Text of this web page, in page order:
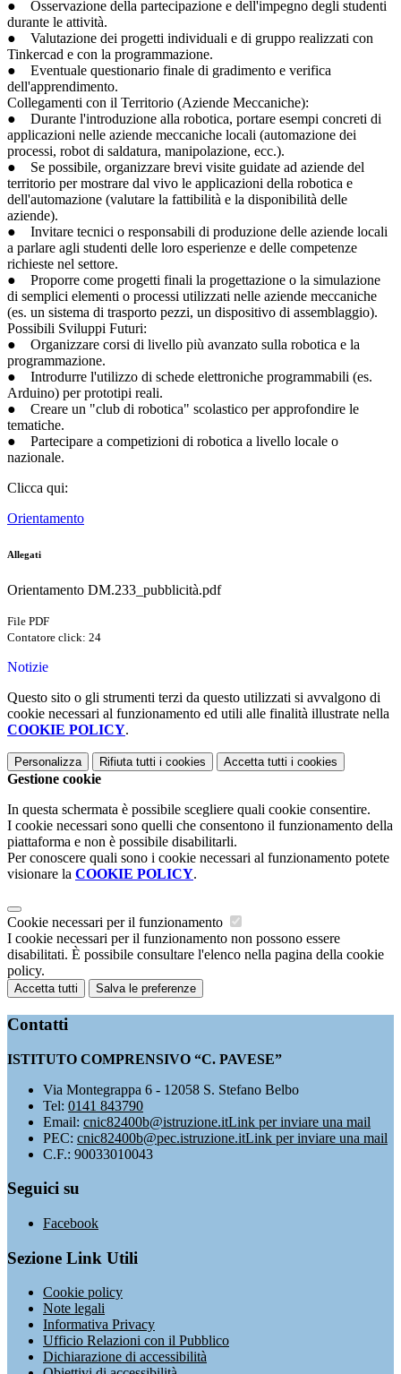
● Osservazione della partecipazione e dell'impegno degli studenti
durante le attività.
● Valutazione dei progetti individuali e di gruppo realizzati con
Tinkercad e con la programmazione.
● Eventuale questionario finale di gradimento e verifica
dell'apprendimento.
Collegamenti con il Territorio (Aziende Meccaniche):
● Durante l'introduzione alla robotica, portare esempi concreti di
applicazioni nelle aziende meccaniche locali (automazione dei
processi, robot di saldatura, manipolazione, ecc.).
● Se possibile, organizzare brevi visite guidate ad aziende del
territorio per mostrare dal vivo le applicazioni della robotica e
dell'automazione (valutare la fattibilità e la disponibilità delle
aziende).
● Invitare tecnici o responsabili di produzione delle aziende locali
a parlare agli studenti delle loro esperienze e delle competenze
richieste nel settore.
● Proporre come progetti finali la progettazione o la simulazione
di semplici elementi o processi utilizzati nelle aziende meccaniche
(es. un sistema di trasporto pezzi, un dispositivo di assemblaggio).
Possibili Sviluppi Futuri:
● Organizzare corsi di livello più avanzato sulla robotica e la
programmazione.
● Introdurre l'utilizzo di schede elettroniche programmabili (es.
Arduino) per prototipi reali.
● Creare un "club di robotica" scolastico per approfondire le
tematiche.
● Partecipare a competizioni di robotica a livello locale o
nazionale.
Clicca qui:
Orientamento
Allegati
Orientamento DM.233_pubblicità.pdf
File PDF
Contatore click: 24
Notizie
Questo sito o gli strumenti terzi da questo utilizzati si avvalgono di
cookie necessari al funzionamento ed utili alle finalità illustrate nella
COOKIE POLICY.
Personalizza Rifiuta tutti i cookies Accetta tutti i cookies
Gestione cookie
In questa schermata è possibile scegliere quali cookie consentire.
I cookie necessari sono quelli che consentono il funzionamento della
piattaforma e non è possibile disabilitarli.
Per conoscere quali sono i cookie necessari al funzionamento potete
visionare la COOKIE POLICY.
Cookie necessari per il funzionamento
I cookie necessari per il funzionamento non possono essere
disabilitati. È possibile consultare l'elenco nella pagina della cookie
policy.
Accetta tutti Salva le preferenze
Contatti
ISTITUTO COMPRENSIVO “C. PAVESE”
Via Montegrappa 6 - 12058 S. Stefano Belbo
Tel: 0141 843790
Email: cnic82400b@istruzione.itLink per inviare una mail
PEC: cnic82400b@pec.istruzione.itLink per inviare una mail
C.F.: 90033010043
Seguici su
Facebook
Sezione Link Utili
Cookie policy
Note legali
Informativa Privacy
Ufficio Relazioni con il Pubblico
Dichiarazione di accessibilità